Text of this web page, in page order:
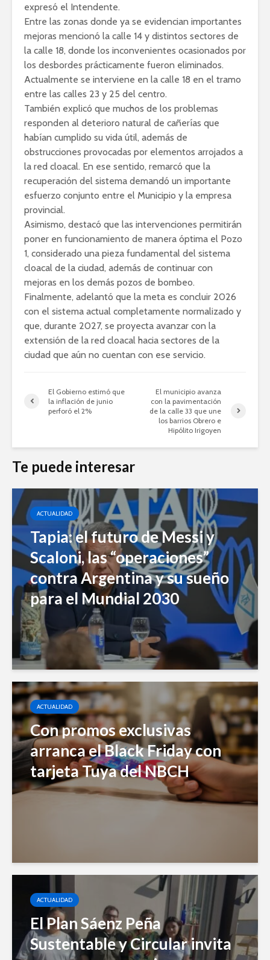
expresó el Intendente.
Entre las zonas donde ya se evidencian importantes
mejoras mencionó la calle 14 y distintos sectores de
la calle 18, donde los inconvenientes ocasionados por
los desbordes prácticamente fueron eliminados.
Actualmente se interviene en la calle 18 en el tramo
entre las calles 23 y 25 del centro.
También explicó que muchos de los problemas
responden al deterioro natural de cañerías que
habían cumplido su vida útil, además de
obstrucciones provocadas por elementos arrojados a
la red cloacal. En ese sentido, remarcó que la
recuperación del sistema demandó un importante
esfuerzo conjunto entre el Municipio y la empresa
provincial.
Asimismo, destacó que las intervenciones permitirán
poner en funcionamiento de manera óptima el Pozo
1, considerado una pieza fundamental del sistema
cloacal de la ciudad, además de continuar con
mejoras en los demás pozos de bombeo.
Finalmente, adelantó que la meta es concluir 2026
con el sistema actual completamente normalizado y
que, durante 2027, se proyecta avanzar con la
extensión de la red cloacal hacia sectores de la
ciudad que aún no cuentan con ese servicio.
El Gobierno estimó que
la inflación de junio
perforó el 2%
El municipio avanza
con la pavimentación
de la calle 33 que une
los barrios Obrero e
Hipólito Irigoyen
Te puede interesar
ACTUALIDAD
Tapia: el futuro de Messi y
Scaloni, las “operaciones”
contra Argentina y su sueño
para el Mundial 2030
ACTUALIDAD
Con promos exclusivas
arranca el Black Friday con
tarjeta Tuya del NBCH
ACTUALIDAD
El Plan Sáenz Peña
Sustentable y Circular invita